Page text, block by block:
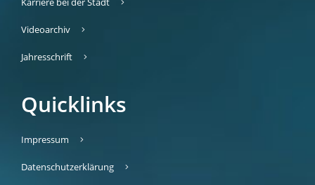
Videoarchiv
Jahresschrift
Quicklinks
Impressum
Datenschutzerklärung